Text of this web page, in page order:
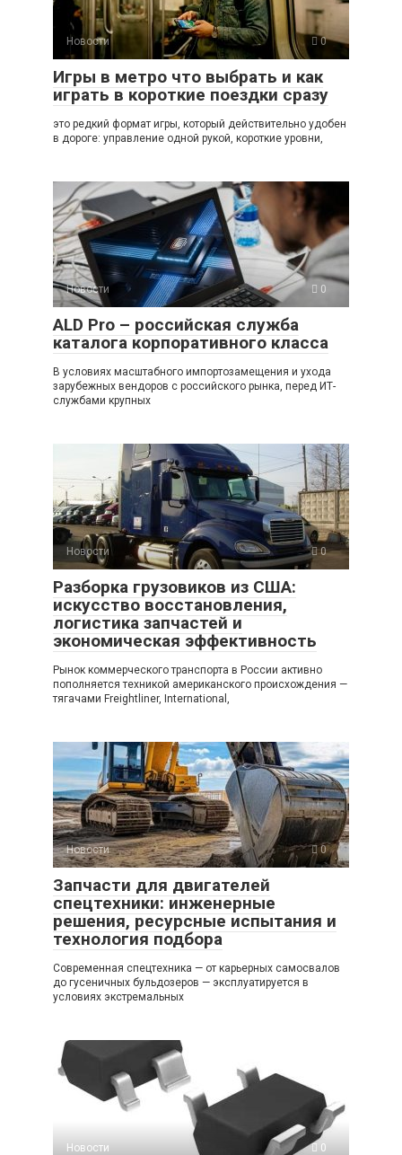
Новости 0
Игры в метро что выбрать и как
играть в короткие поездки сразу
это редкий формат игры, который действительно удобен
в дороге: управление одной рукой, короткие уровни,
Новости 0
ALD Pro – российская служба
каталога корпоративного класса
В условиях масштабного импортозамещения и ухода
зарубежных вендоров с российского рынка, перед ИТ-
службами крупных
Новости 0
Разборка грузовиков из США:
искусство восстановления,
логистика запчастей и
экономическая эффективность
Рынок коммерческого транспорта в России активно
пополняется техникой американского происхождения —
тягачами Freightliner, International,
Новости 0
Запчасти для двигателей
спецтехники: инженерные
решения, ресурсные испытания и
технология подбора
Современная спецтехника — от карьерных самосвалов
до гусеничных бульдозеров — эксплуатируется в
условиях экстремальных
Новости 0